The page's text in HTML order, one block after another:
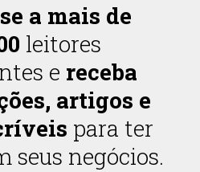
a mais de
leitores
e receba
artigos e
para ter
seus negócios.